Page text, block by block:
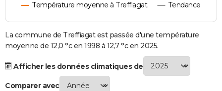
S'inscrire
Se connecter
Lycées
Collèges
Primaires
Universités
Entreprises
Service militaire
Avis de recherche
AVIS DE DÉCÈS
Température moyenne à Treffiagat Tendance
La commune de Treffiagat est passée d'une température
moyenne de 12,0 °c en 1998 à 12,7 °c en 2025.
Afficher les données climatiques de
Comparer avec